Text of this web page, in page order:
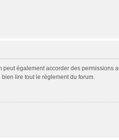
également accorder des permissions
lire tout le règlement du forum.